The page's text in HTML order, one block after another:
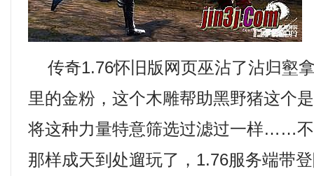
传奇1.76怀旧版网页巫沾了沾归壑
里的金粉，这个木雕帮助黑野猪这个
将这种力量特意筛选过滤过一样……
那样成天到处遛玩了，1.76服务端带